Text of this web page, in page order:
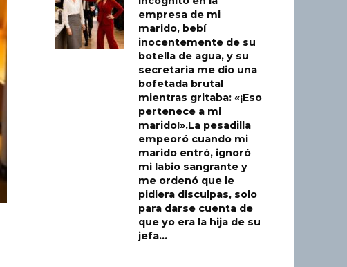
empresa de mi
marido, bebí
inocentemente de su
botella de agua, y su
secretaria me dio una
bofetada brutal
mientras gritaba: «¡Eso
pertenece a mi
marido!».La pesadilla
empeoró cuando mi
marido entró, ignoró
mi labio sangrante y
me ordenó que le
pidiera disculpas, solo
para darse cuenta de
que yo era la hija de su
jefa…